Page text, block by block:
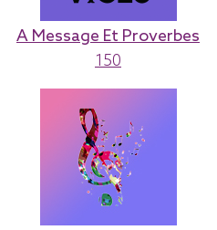
A Message Et Proverbes
150